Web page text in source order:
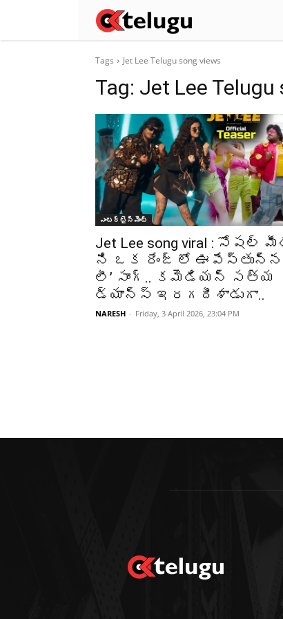
Tags Jet Lee Telugu song views
Tag: Jet Lee Telugu
ఎంటర్టైన్మెంట్
Jet Lee song viral : సోషల్
ని ఒక రేంజ్ లో ఊపేస్తున్న
లీ’ సాంగ్.. కమెడియన్ సత్య
డ్యాన్స్ ఇరగదీశాడుగా..
NARESH - Friday, 3 April 2026, 23:04 PM